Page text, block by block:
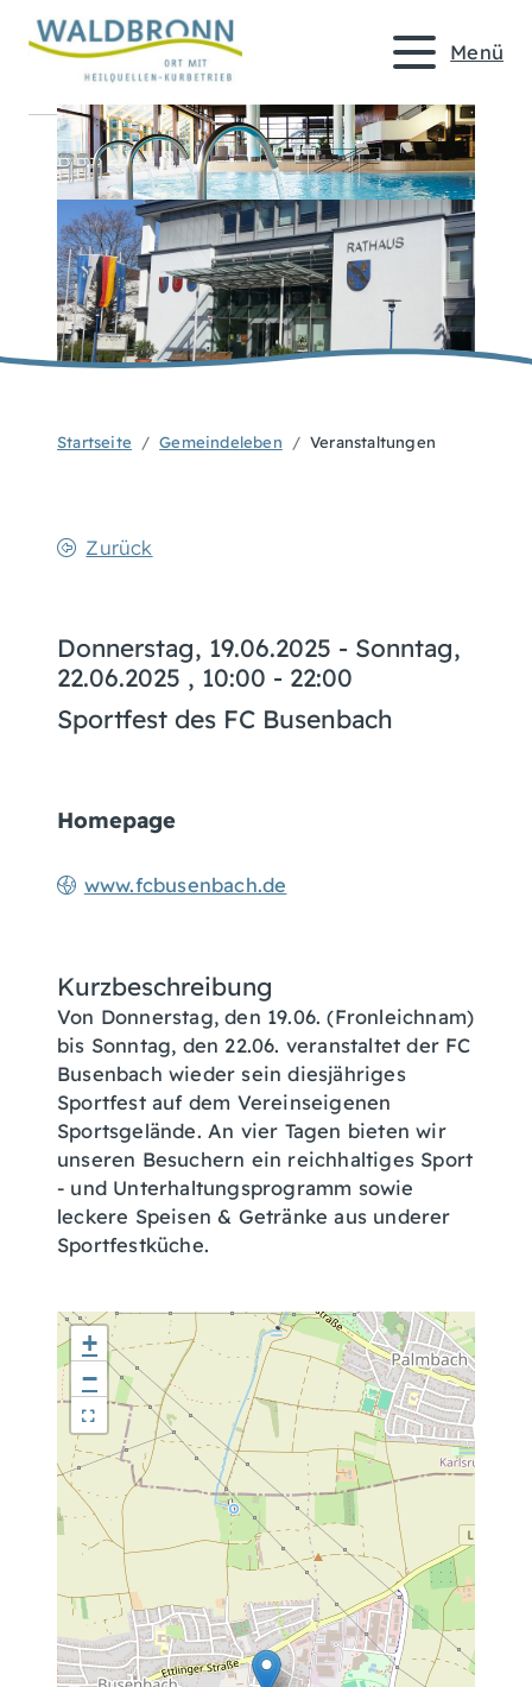
Menü
Startseite Gemeindeleben Veranstaltungen
Zurück
Donnerstag, 19.06.2025 - Sonntag,
22.06.2025 , 10:00 - 22:00
Sportfest des FC Busenbach
Homepage
www.fcbusenbach.de
Kurzbeschreibung
Von Donnerstag, den 19.06. (Fronleichnam)
bis Sonntag, den 22.06. veranstaltet der FC
Busenbach wieder sein diesjähriges
Sportfest auf dem Vereinseigenen
Sportsgelände. An vier Tagen bieten wir
unseren Besuchern ein reichhaltiges Sport
- und Unterhaltungsprogramm sowie
leckere Speisen & Getränke aus underer
Sportfestküche.
+
−